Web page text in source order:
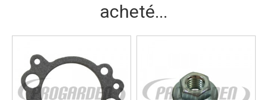
acheté...